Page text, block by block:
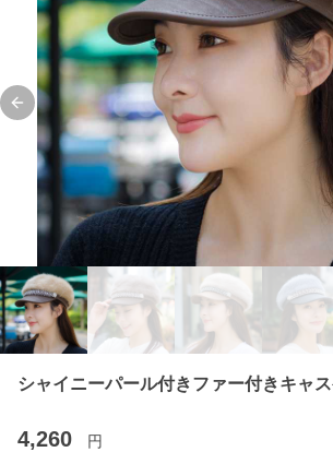
Previous slide
シャイニーパール付きファー付きキャ
4,260 円